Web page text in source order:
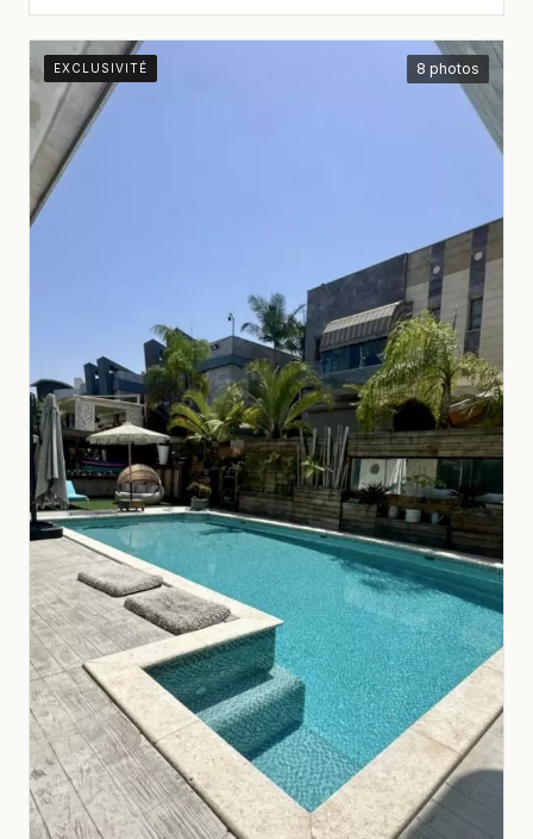
EXCLUSIVITÉ 8 photos